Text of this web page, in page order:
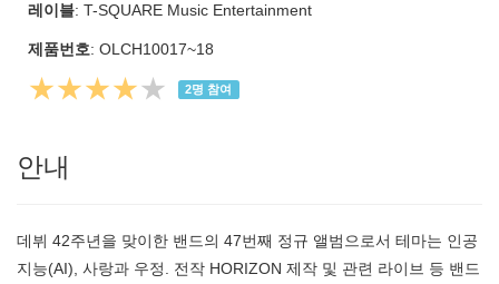
레이블: T-SQUARE Music Entertainment
제품번호: OLCH10017~18
★★★★★ 2명 참여
안내
데뷔 42주년을 맞이한 밴드의 47번째 정규 앨범으로서 테마는 인공
지능(AI), 사랑과 우정. 전작 HORIZON 제작 및 관련 라이브 등 밴드